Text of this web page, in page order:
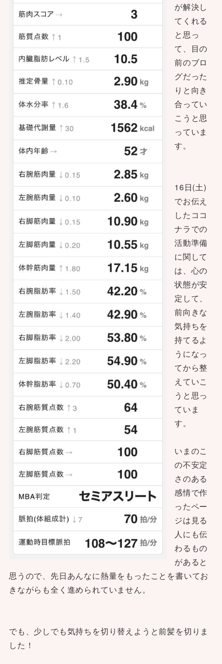
が解決し
てくれる
と思っ
て、目の
前のブロ
グだった
りと向き
合ってい
こうと思
っていま
す。
16日(土)
でお伝え
したココ
ナラでの
活動準備
に関して
は、心の
状態が安
定して、
前向きな
気持ちを
持てるよ
うになっ
てから整
えていこ
うと思っ
ていま
す。
いまのこ
の不安定
さのある
感情で作
ったペー
ジは見る
人にも伝
わるもの
があると
思うので、先日あんなに熱量をもったことを書いてお
きながらも全く進められていません。
でも、少しでも気持ちを切り替えようと前髪を切りま
した！